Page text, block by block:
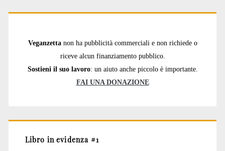
Veganzetta non ha pubblicità commerciali e non richiede o
riceve alcun finanziamento pubblico.
Sostieni il suo lavoro: un aiuto anche piccolo è importante.
FAI UNA DONAZIONE
Libro in evidenza #1